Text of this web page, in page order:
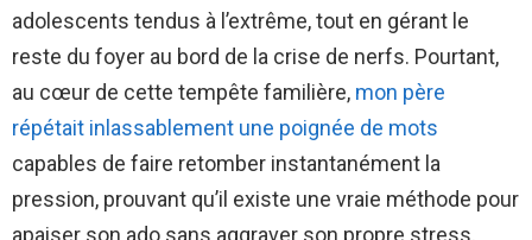
adolescents tendus à l’extrême, tout en gérant le
reste du foyer au bord de la crise de nerfs. Pourtant,
au cœur de cette tempête familière, mon père
répétait inlassablement une poignée de mots
capables de faire retomber instantanément la
pression, prouvant qu’il existe une vraie méthode pour